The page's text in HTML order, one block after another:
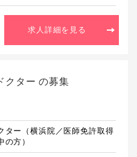
求人詳細を見る
クター の募集
ター（横浜院／医師免許取得
方）